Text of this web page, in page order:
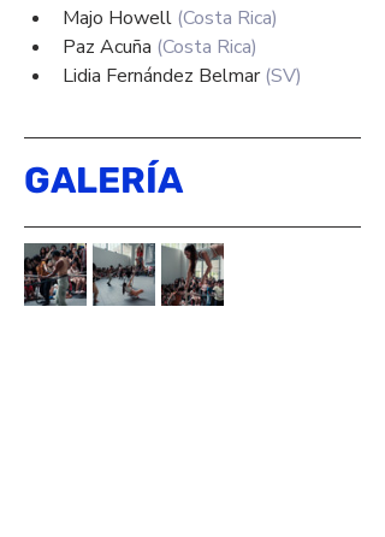
Majo Howell (Costa Rica)
Paz Acuña (Costa Rica)
Lidia Fernández Belmar (SV)
GALERÍA